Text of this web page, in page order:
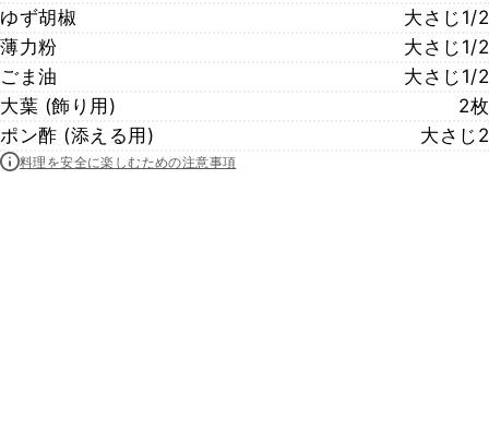
ゆず胡椒
大さじ1/2
薄力粉
大さじ1/2
ごま油
大さじ1/2
大葉 (飾り用)
2枚
ポン酢 (添える用)
大さじ2
料理を安全に楽しむための注意事項